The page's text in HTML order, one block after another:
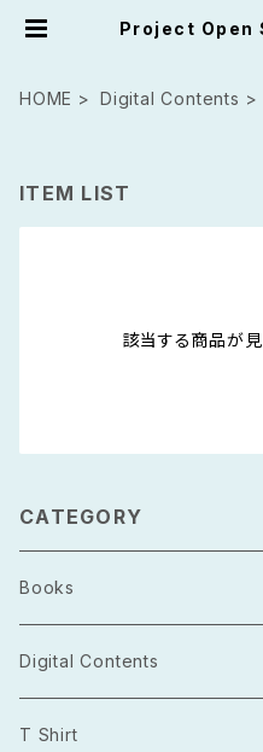
Project Open
HOME Digital Contents
ITEM LIST
該当する商品が見
CATEGORY
Books
Photo Book
Digital Contents
Project Open Source
T Shirt